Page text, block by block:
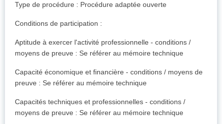
Type de procédure : Procédure adaptée ouverte
Conditions de participation :
Aptitude à exercer l'activité professionnelle - conditions /
moyens de preuve : Se référer au mémoire technique
Capacité économique et financière - conditions / moyens de
preuve : Se référer au mémoire technique
Capacités techniques et professionnelles - conditions /
moyens de preuve : Se référer au mémoire technique